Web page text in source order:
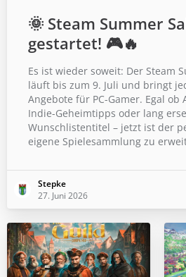
🌞 Steam Summer
gestartet! 🎮🔥
Es ist wieder soweit: Der Steam
läuft bis zum 9. Juli und bringt
Angebote für PC-Gamer. Egal ob
Indie-Geheimtipps oder lang
Wunschlistentitel – jetzt ist der
eigene Spielesammlung zu
Stepke
27. Juni 2026